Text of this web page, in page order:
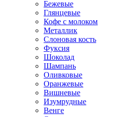
Бежевые
Глянцевые
Кофе с молоком
Металлик
Слоновая кость
Фуксия
Шоколад
Шампань
Оливковые
Оранжевые
Вишневые
Изумрудные
Венге